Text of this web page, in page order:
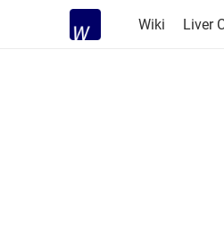
Wiki Liver